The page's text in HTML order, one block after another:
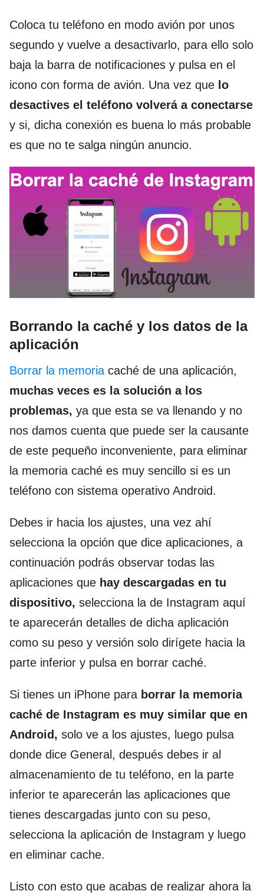
Coloca tu teléfono en modo avión por unos
segundo y vuelve a desactivarlo, para ello solo
baja la barra de notificaciones y pulsa en el
icono con forma de avión. Una vez que lo
desactives el teléfono volverá a conectarse
y si, dicha conexión es buena lo más probable
es que no te salga ningún anuncio.
Borrando la caché y los datos de la
aplicación
Borrar la memoria caché de una aplicación,
muchas veces es la solución a los
problemas, ya que esta se va llenando y no
nos damos cuenta que puede ser la causante
de este pequeño inconveniente, para eliminar
la memoria caché es muy sencillo si es un
teléfono con sistema operativo Android.
Debes ir hacia los ajustes, una vez ahí
selecciona la opción que dice aplicaciones, a
continuación podrás observar todas las
aplicaciones que hay descargadas en tu
dispositivo, selecciona la de Instagram aquí
te aparecerán detalles de dicha aplicación
como su peso y versión solo dirígete hacia la
parte inferior y pulsa en borrar caché.
Si tienes un iPhone para borrar la memoria
caché de Instagram es muy similar que en
Android, solo ve a los ajustes, luego pulsa
donde dice General, después debes ir al
almacenamiento de tu teléfono, en la parte
inferior te aparecerán las aplicaciones que
tienes descargadas junto con su peso,
selecciona la aplicación de Instagram y luego
en eliminar cache.
Listo con esto que acabas de realizar ahora la